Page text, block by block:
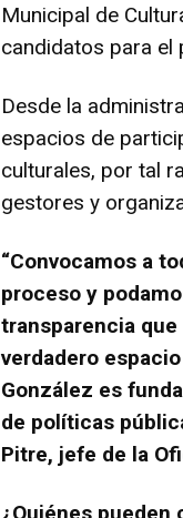
Municipal de
candidatos para
Desde la
espacios de
culturales, por tal
gestores y
“Convocamos a
proceso y
transparencia
verdadero
González es
de políticas
Pitre, jefe de la
¿Quiénes pueden